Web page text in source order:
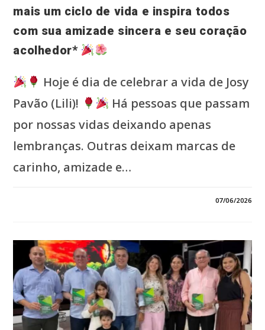
mais um ciclo de vida e inspira todos
com sua amizade sincera e seu coração
acolhedor*
Hoje é dia de celebrar a vida de Josy
Pavão (Lili)!
Há pessoas que passam
por nossas vidas deixando apenas
lembranças. Outras deixam marcas de
carinho, amizade e…
GRATIDÃO
E
BOAS
LEMBRANÇAS,
JOSY
PAVÃO
(LILI)
COMEMORA
MAIS
UM
CICLO
DE
07/06/2026